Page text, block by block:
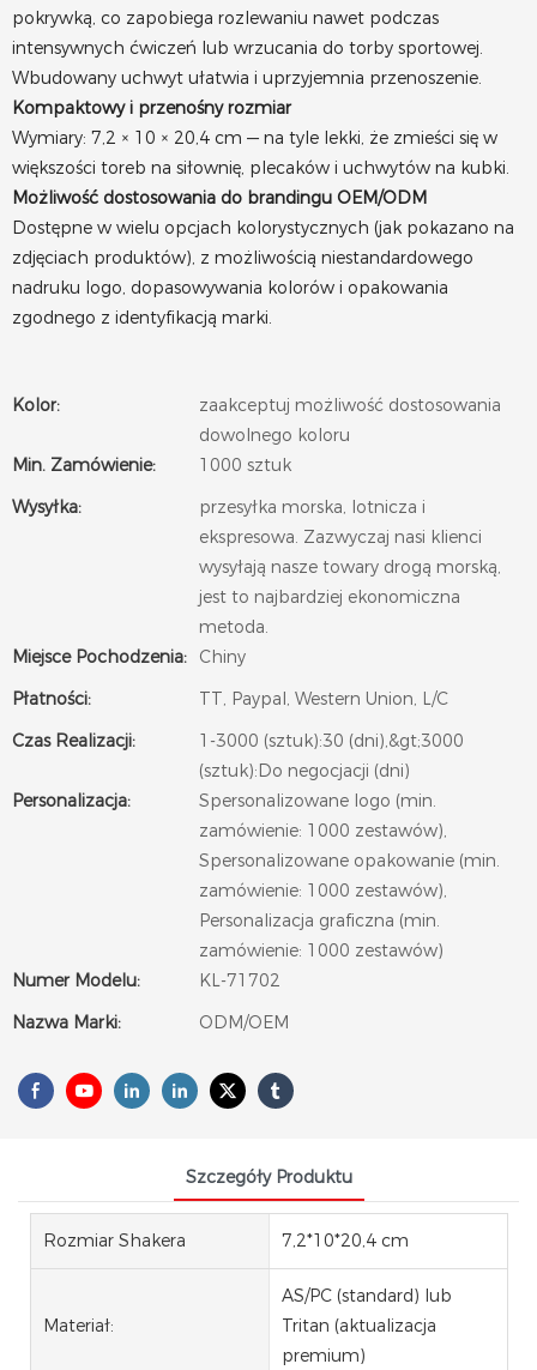
pokrywką, co zapobiega rozlewaniu nawet podczas
intensywnych ćwiczeń lub wrzucania do torby sportowej.
Wbudowany uchwyt ułatwia i uprzyjemnia przenoszenie.
Kompaktowy i przenośny rozmiar
Wymiary: 7,2 × 10 × 20,4 cm — na tyle lekki, że zmieści się w
większości toreb na siłownię, plecaków i uchwytów na kubki.
Możliwość dostosowania do brandingu OEM/ODM
Dostępne w wielu opcjach kolorystycznych (jak pokazano na
zdjęciach produktów), z możliwością niestandardowego
nadruku logo, dopasowywania kolorów i opakowania
zgodnego z identyfikacją marki.
Kolor:
zaakceptuj możliwość dostosowania
dowolnego koloru
Min. Zamówienie:
1000 sztuk
Wysyłka:
przesyłka morska, lotnicza i
ekspresowa. Zazwyczaj nasi klienci
wysyłają nasze towary drogą morską,
jest to najbardziej ekonomiczna
metoda.
Miejsce Pochodzenia:
Chiny
Płatności:
TT, Paypal, Western Union, L/C
Czas Realizacji:
1-3000 (sztuk):30 (dni),&gt;3000
(sztuk):Do negocjacji (dni)
Personalizacja:
Spersonalizowane logo (min.
zamówienie: 1000 zestawów),
Spersonalizowane opakowanie (min.
zamówienie: 1000 zestawów),
Personalizacja graficzna (min.
zamówienie: 1000 zestawów)
Numer Modelu:
KL-71702
Nazwa Marki:
ODM/OEM
Szczegóły Produktu
Rozmiar Shakera 7,2*10*20,4 cm
Materiał:
AS/PC (standard) lub
Tritan (aktualizacja
premium)